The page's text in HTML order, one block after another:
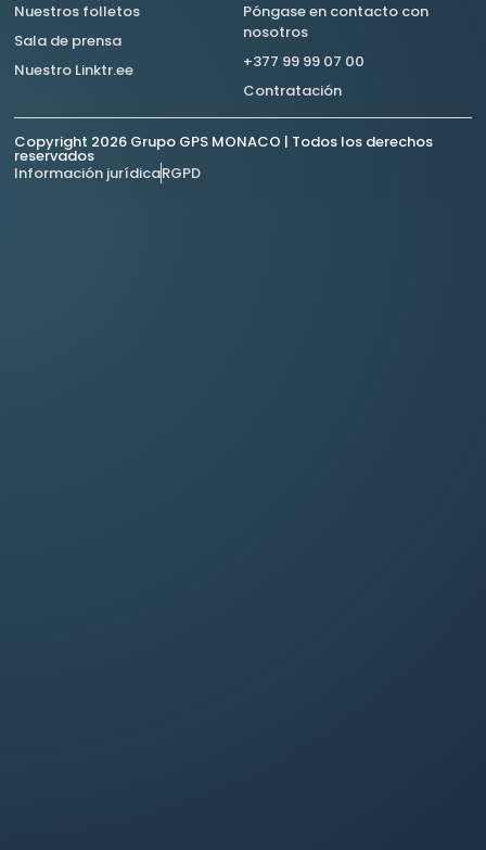
Nuestros folletos
Sala de prensa
Nuestro Linktr.ee
Póngase en contacto con
nosotros
+377 99 99 07 00
Contratación
Copyright 2026 Grupo GPS MONACO | Todos los derechos
reservados
Información jurídicaRGPD